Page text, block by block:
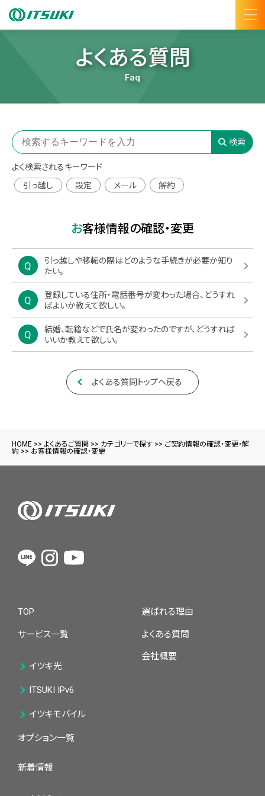
よくある質問
Faq
よく検索されるキーワード
引っ越し
設定 メール 解約
お客様情報の確認・変更
引っ越しや移転の際はどのような手続きが必要か知り
たい。
登録している住所・電話番号が変わった場合、どうすれ
ばよいか教えて欲しい。
結婚、転籍などで氏名が変わったのですが、どうすれば
いいか教えて欲しい。
よくある質問トップへ戻る
HOME >> よくあるご質問 >> カテゴリーで探す >> ご契約情報の確認・変更・解
約 >> お客様情報の確認・変更
TOP
サービス一覧
イツキ光
ITSUKI IPv6
イツキモバイル
オプション一覧
新着情報
選ばれる理由
よくある質問
会社概要